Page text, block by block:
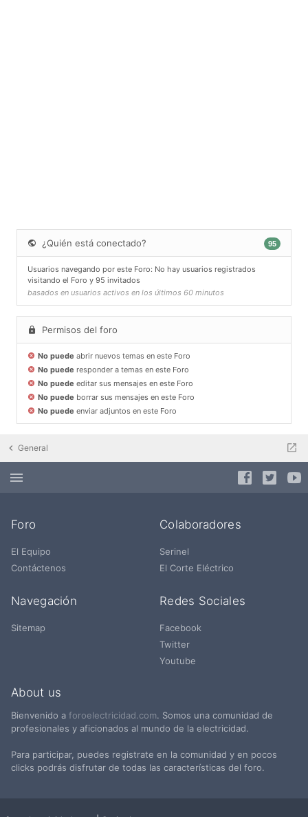
¿Quién está conectado? 95
Usuarios navegando por este Foro: No hay usuarios registrados
visitando el Foro y 95 invitados
basados en usuarios activos en los últimos 60 minutos
Permisos del foro
No puede abrir nuevos temas en este Foro
No puede responder a temas en este Foro
No puede editar sus mensajes en este Foro
No puede borrar sus mensajes en este Foro
No puede enviar adjuntos en este Foro
General
Foro
El Equipo
Contáctenos
Colaboradores
Serinel
El Corte Eléctrico
Navegación
Sitemap
Redes Sociales
Facebook
Twitter
Youtube
About us
Bienvenido a foroelectricidad.com. Somos una comunidad de
profesionales y aficionados al mundo de la electricidad.
Para participar, puedes registrate en la comunidad y en pocos
clicks podrás disfrutar de todas las características del foro.